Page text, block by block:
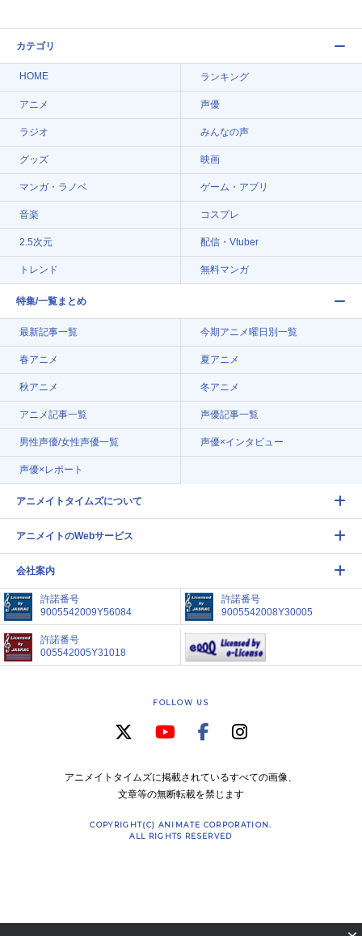
カテゴリ
HOME ランキング
アニメ 声優
ラジオ みんなの声
グッズ 映画
マンガ・ラノベ ゲーム・アプリ
音楽 コスプレ
2.5次元 配信・Vtuber
トレンド 無料マンガ
特集/一覧まとめ
最新記事一覧 今期アニメ曜日別一覧
春アニメ 夏アニメ
秋アニメ 冬アニメ
アニメ記事一覧 声優記事一覧
男性声優/女性声優一覧 声優×インタビュー
声優×レポート
アニメイトタイムズについて
アニメイトのWebサービス
会社案内
許諾番号
9005542009Y56084
許諾番号
9005542008Y30005
許諾番号
005542005Y31018
FOLLOW US
アニメイトタイムズに掲載されているすべての画像、
文章等の無断転載を禁じます
COPYRIGHT(C) ANIMATE CORPORATION.
ALL RIGHTS RESERVED